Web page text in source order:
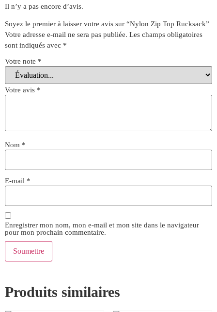
Il n’y a pas encore d’avis.
Soyez le premier à laisser votre avis sur “Nylon Zip Top Rucksack”
Votre adresse e-mail ne sera pas publiée. Les champs obligatoires
sont indiqués avec *
Votre note *
Votre avis *
Nom *
E-mail *
Enregistrer mon nom, mon e-mail et mon site dans le navigateur
pour mon prochain commentaire.
Produits similaires